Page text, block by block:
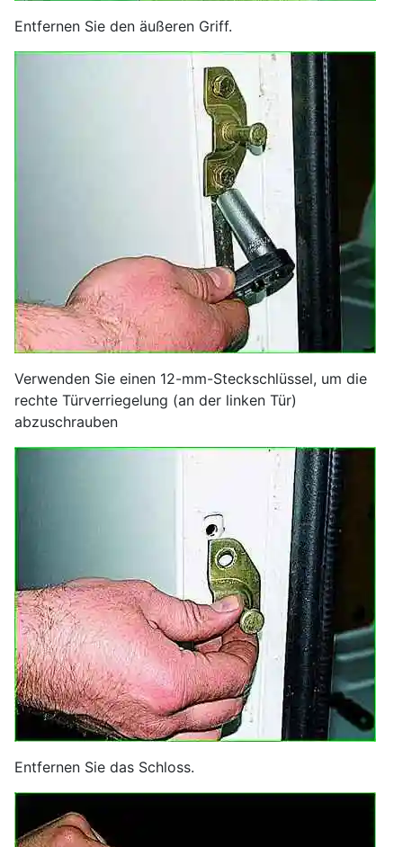
Entfernen Sie den äußeren Griff.
Verwenden Sie einen 12-mm-Steckschlüssel, um die
rechte Türverriegelung (an der linken Tür)
abzuschrauben
Entfernen Sie das Schloss.